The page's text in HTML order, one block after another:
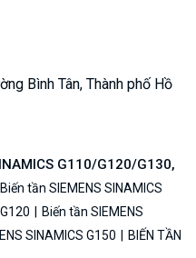
Bình Tân, Thành phố Hồ
G110/G120/G130,
Biến tần SIEMENS SINAMICS
Biến tần SIEMENS
SINAMICS G150 BIẾN TẦN